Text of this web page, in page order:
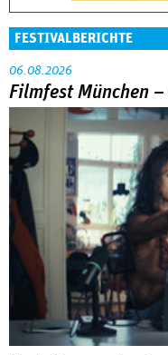
FESTIVALBERICHTE
06.08.2026
Filmfest München